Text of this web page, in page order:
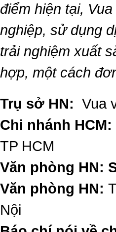
điểm hiện tại,
nghiệp, sử dụng
trải nghiệm xuất
hợp, một cách
Trụ sở HN: Vua
Chi nhánh HCM:
TP HCM
Văn phòng HN:
Văn phòng HN:
Nội